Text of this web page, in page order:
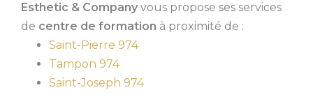
Esthetic & Company vous propose ses services
de centre de formation à proximité de :
Saint-Pierre 974
Tampon 974
Saint-Joseph 974